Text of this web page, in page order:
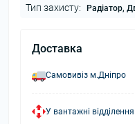
Тип захисту: Радіатор,
Доставка
Самовивіз м.Дніпро
У вантажні